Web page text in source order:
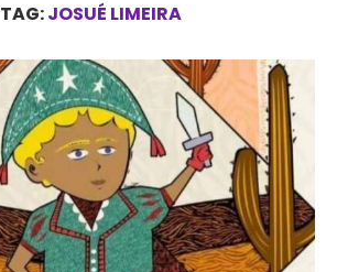
TAG:JOSUÉ LIMEIRA